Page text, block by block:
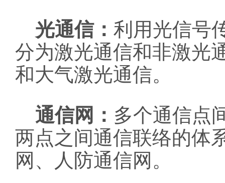
光通信： 利用光信号
分为激光通信和非激光
和大气激光通信。
通信网： 多个通信点
两点之间通信联络的体
网、人防通信网。